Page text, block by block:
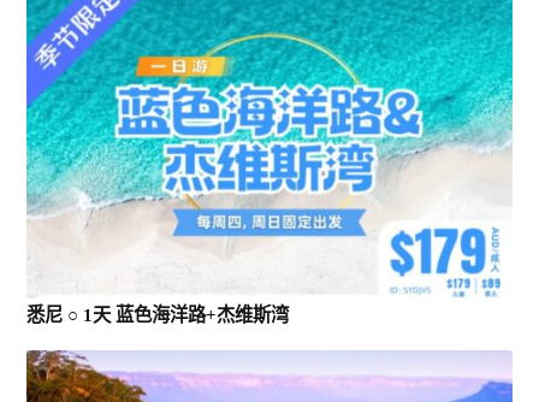
悉尼 ○ 1天 蓝色海洋路+杰维斯湾